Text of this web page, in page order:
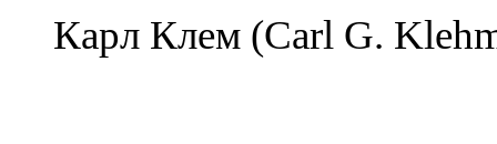
Карл Клем (Carl G.